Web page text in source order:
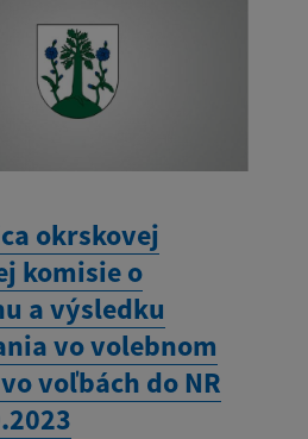
okrskovej
komisie o
a výsledku
vo volebnom
voľbách do NR